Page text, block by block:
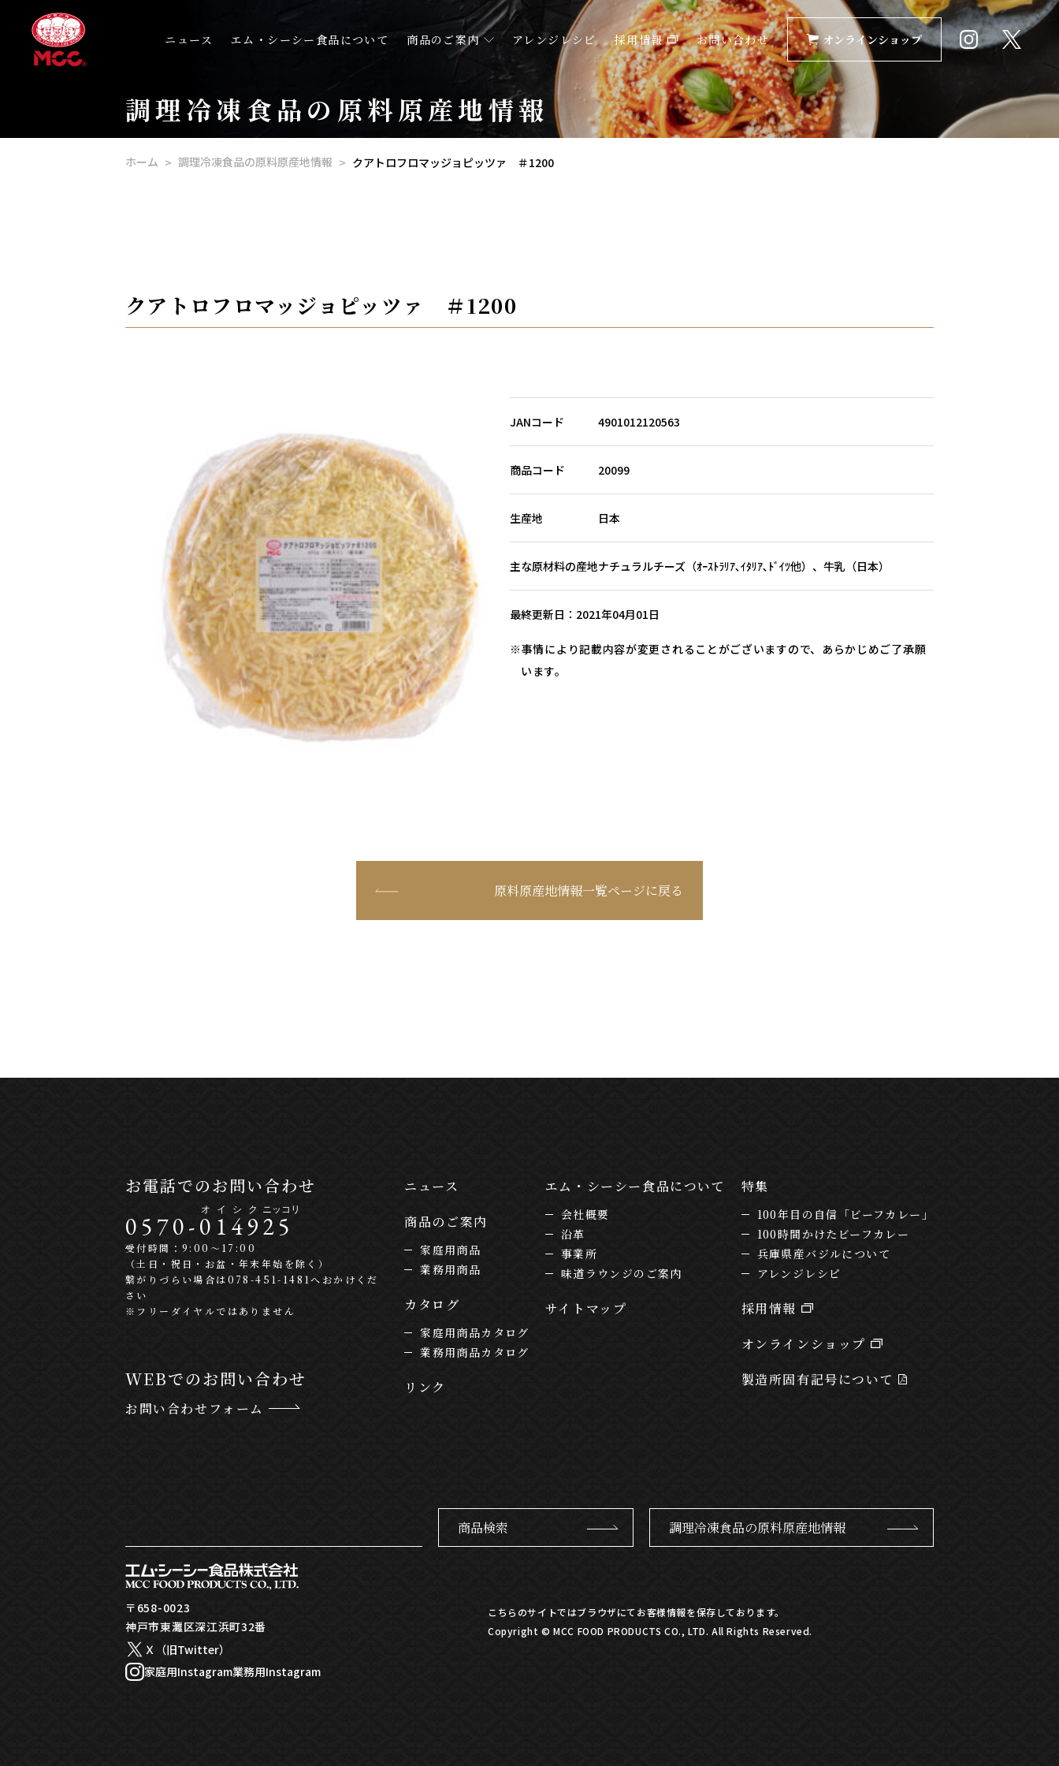
ニュース エム・シーシー食品について 商品のご案内 アレンジレシピ 採用情報 お問い合わせ オンラインショップ
調理冷凍食品の原料原産地情報
ホーム 調理冷凍食品の原料原産地情報 クアトロフロマッジョピッツァ ＃1200
クアトロフロマッジョピッツァ ＃1200
JANコード 4901012120563
商品コード 20099
生産地 日本
主な原材料の産地ナチュラルチーズ（ｵｰｽﾄﾗﾘｱ､ｲﾀﾘｱ､ﾄﾞｲﾂ他）、牛乳（日本）
最終更新日 2021年04月01日
事情により記載内容が変更されることがございますので、あらかじめご了承願
います。
原料原産地情報一覧ページに戻る
お電話でのお問い合わせ
0570-0 1 4925
受付時間：9:00〜17:00
（土日・祝日・お盆・年末年始を除く）
繋がりづらい場合は078-451-1481へおかけくだ
さい
※フリーダイヤルではありません
WEBでのお問い合わせ
お問い合わせフォーム
ニュース
商品のご案内
家庭用商品
業務用商品
カタログ
家庭用商品カタログ
業務用商品カタログ
リンク
エム・シーシー食品について
会社概要
沿革
事業所
味道ラウンジのご案内
サイトマップ
特集
100年目の自信「ビーフカレー」
100時間かけたビーフカレー
兵庫県産バジルについて
アレンジレシピ
採用情報
オンラインショップ
製造所固有記号について
商品検索 調理冷凍食品の原料原産地情報
〒658-0023
神戸市東灘区深江浜町32番
Ｘ（旧Twitter）
家庭用Instagram業務用Instagram
こちらのサイトではブラウザにてお客様情報を保存しております。
Copyright © MCC FOOD PRODUCTS CO., LTD. All Rights Reserved.